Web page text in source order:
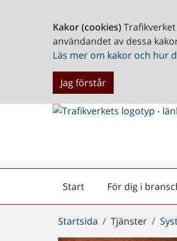
Kakor (cookies)
användandet av dessa
Läs mer om kakor och hur
Jag förstår
Start
Startsida För dig i
Du
är
Startsida Tjänster